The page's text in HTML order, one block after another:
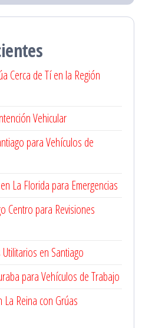
Cerca de Tí en la Región
Vehicular
para Vehículos de
La Florida para Emergencias
Centro para Revisiones
en Santiago
para Vehículos de Trabajo
La Reina con Grúas